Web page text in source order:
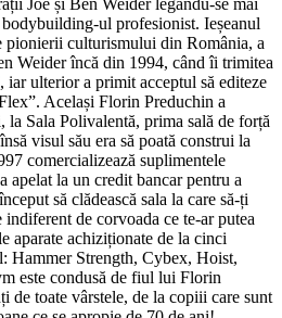
ul profesionist. Ieșeanul
pionierii culturismului din România, a
Weider încă din 1994, când îi trimitea
ulterior a primit acceptul să editeze
Același Florin Preduchin a
Sala Polivalentă, prima sală de forță
visul său era să poată construi la
comercializează suplimentele
apelat la un credit bancar pentru a
să clădească sala la care să-ți
de corvoada ce te-ar putea
aparate achiziționate de la cinci
Hammer Strength, Cybex, Hoist,
este condusă de fiul lui Florin
de toate vârstele, de la copiii care sunt